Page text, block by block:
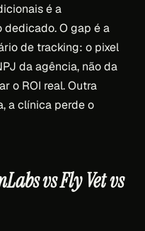
é a
O gap é a
de tracking: o pixel
da agência, não da
o ROI real. Outra
a clínica perde o
vs Fly Vet vs